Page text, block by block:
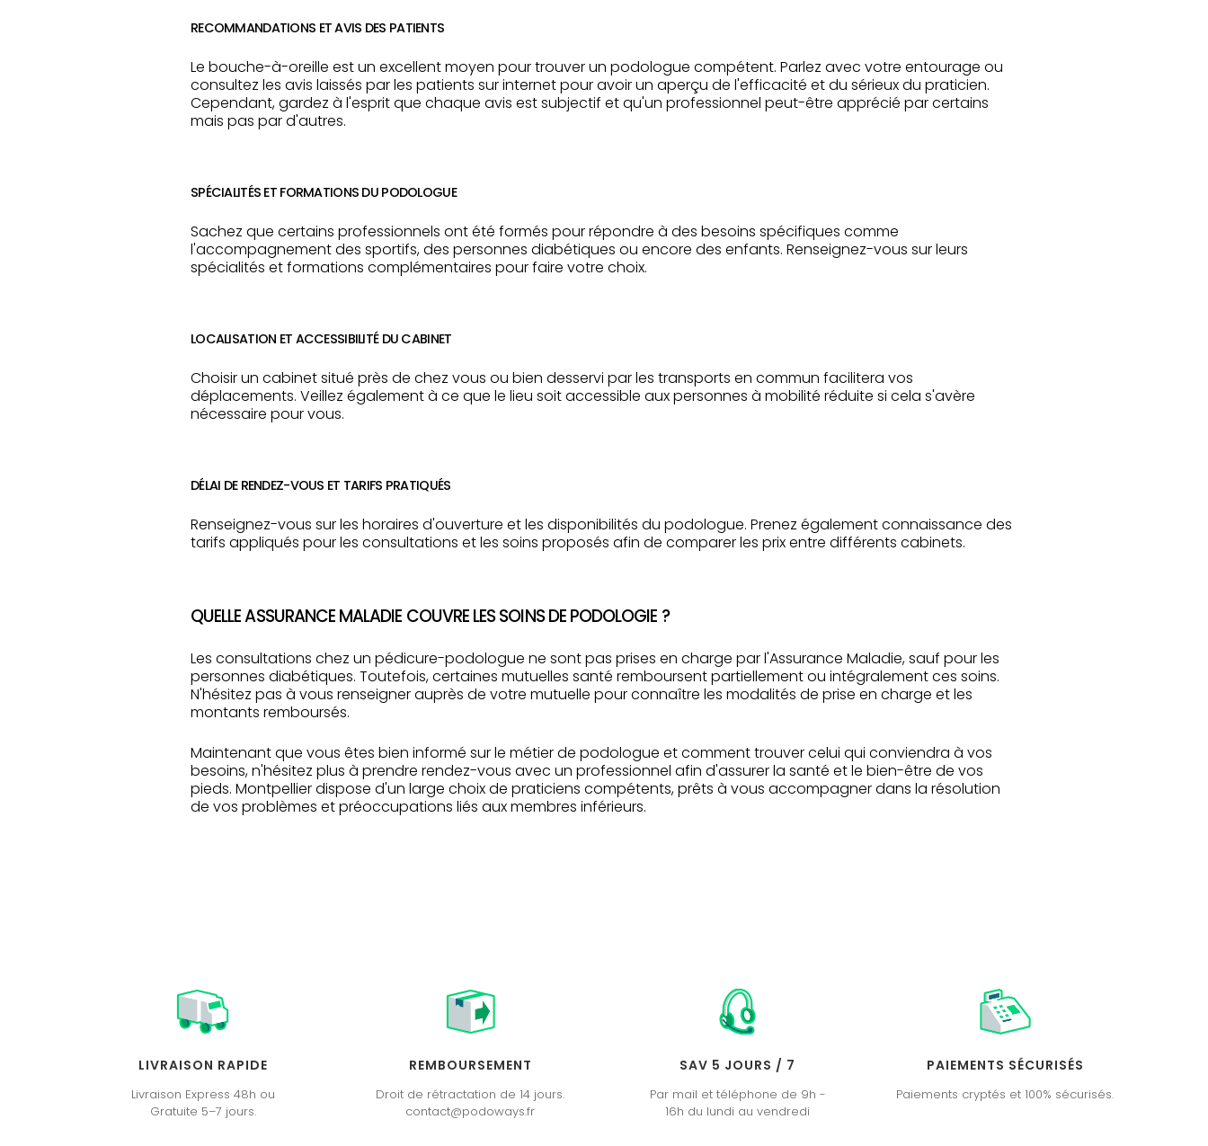
RECOMMANDATIONS ET AVIS DES PATIENTS
Le bouche-à-oreille est un excellent moyen pour trouver un podologue compétent. Parlez avec votre entourage ou
consultez les avis laissés par les patients sur internet pour avoir un aperçu de l'efficacité et du sérieux du praticien.
Cependant, gardez à l'esprit que chaque avis est subjectif et qu'un professionnel peut-être apprécié par certains
mais pas par d'autres.
SPÉCIALITÉS ET FORMATIONS DU PODOLOGUE
Sachez que certains professionnels ont été formés pour répondre à des besoins spécifiques comme
l'accompagnement des sportifs, des personnes diabétiques ou encore des enfants. Renseignez-vous sur leurs
spécialités et formations complémentaires pour faire votre choix.
LOCALISATION ET ACCESSIBILITÉ DU CABINET
Choisir un cabinet situé près de chez vous ou bien desservi par les transports en commun facilitera vos
déplacements. Veillez également à ce que le lieu soit accessible aux personnes à mobilité réduite si cela s'avère
nécessaire pour vous.
DÉLAI DE RENDEZ-VOUS ET TARIFS PRATIQUÉS
Renseignez-vous sur les horaires d'ouverture et les disponibilités du podologue. Prenez également connaissance des
tarifs appliqués pour les consultations et les soins proposés afin de comparer les prix entre différents cabinets.
QUELLE ASSURANCE MALADIE COUVRE LES SOINS DE PODOLOGIE ?
Les consultations chez un pédicure-podologue ne sont pas prises en charge par l'Assurance Maladie, sauf pour les
personnes diabétiques. Toutefois, certaines mutuelles santé remboursent partiellement ou intégralement ces soins.
N'hésitez pas à vous renseigner auprès de votre mutuelle pour connaître les modalités de prise en charge et les
montants remboursés.
Maintenant que vous êtes bien informé sur le métier de podologue et comment trouver celui qui conviendra à vos
besoins, n'hésitez plus à prendre rendez-vous avec un professionnel afin d'assurer la santé et le bien-être de vos
pieds. Montpellier dispose d'un large choix de praticiens compétents, prêts à vous accompagner dans la résolution
de vos problèmes et préoccupations liés aux membres inférieurs.
LIVRAISON RAPIDE
Livraison Express 48h ou
Gratuite 5–7 jours.
REMBOURSEMENT
Droit de rétractation de 14 jours.
contact@podoways.fr
SAV 5 JOURS / 7
Par mail et téléphone de 9h -
16h du lundi au vendredi
PAIEMENTS SÉCURISÉS
Paiements cryptés et 100% sécurisés.